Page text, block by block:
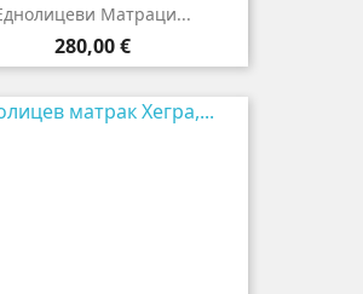
Матраци...
Цена
280,00 €